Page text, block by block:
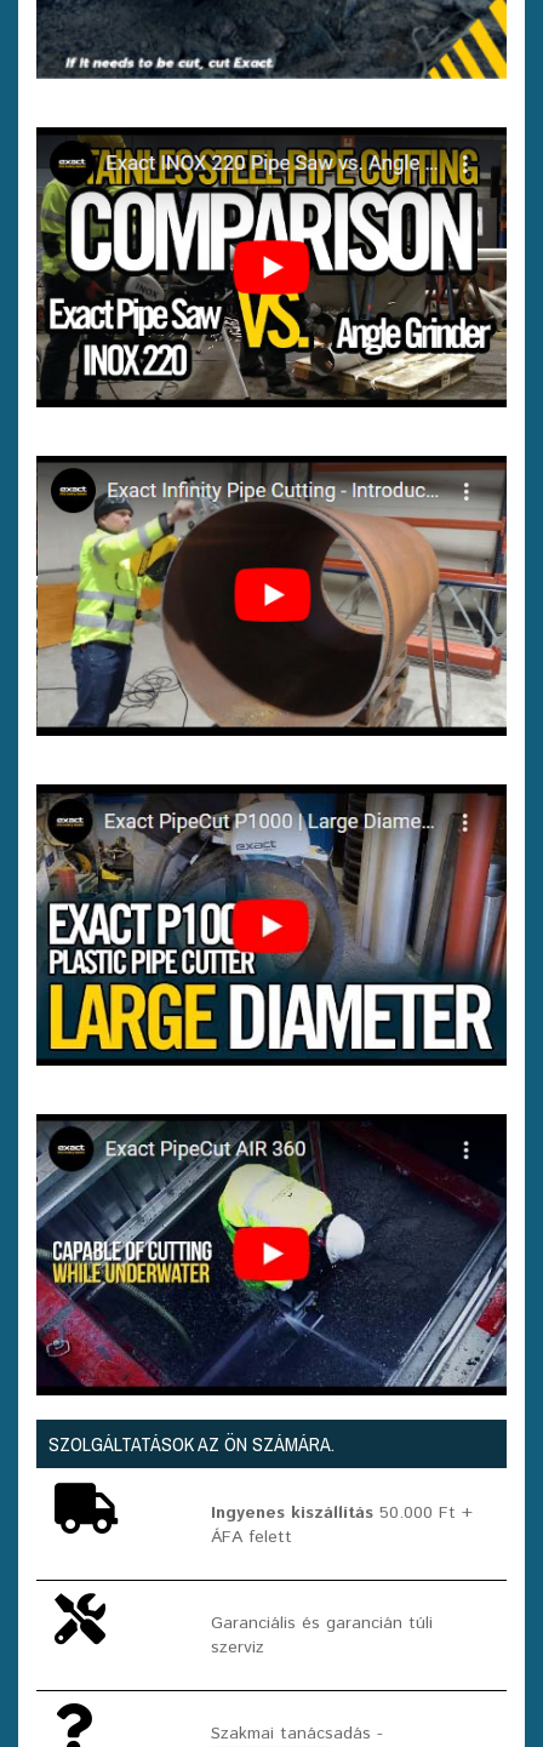
SZOLGÁLTATÁSOK AZ ÖN SZÁMÁRA.
Ingyenes kiszállítás 50.000 Ft +
ÁFA felett
Garanciális és garancián túli
szerviz
Szakmai tanácsadás -